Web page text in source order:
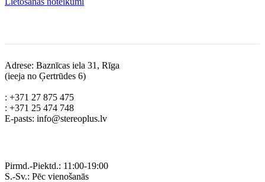
Adrese: Baznīcas iela 31, Rīga
(ieeja no Ģertrūdes 6)
: +371 27 875 475
: +371 25 474 748
E-pasts: info@stereoplus.lv
Pirmd.-Piektd.: 11:00-19:00
S.-Sv.: Pēc vienošanās